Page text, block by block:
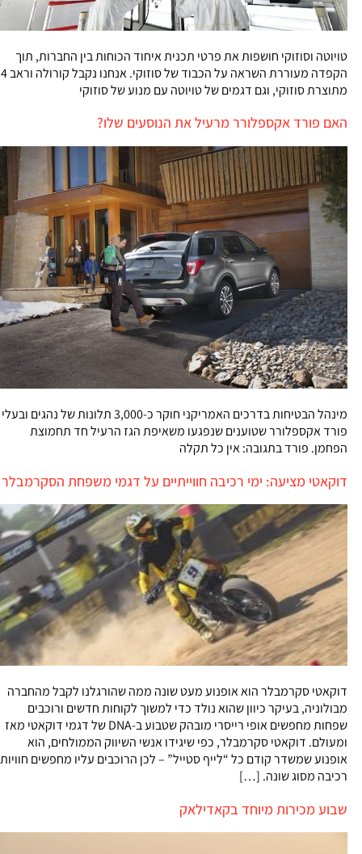
טויוטה וסוזוקי חושפות את פרטי תכנית איחוד הכוחות בין החברות, תוך
הקפדה מעוררת השראה על הכבוד של סוזוקי. אנחנו נקבל קורולה וראב 4
מתוצרת סוזוקי, וגם דגמים של טויוטה עם מנוע של סוזוקי
האם פורד אקספלורר מרעיל את הנוסעים שלו?
מינהל הבטיחות בדרכים האמריקני חוקר כ-3,000 תלונות של נהגים ובעלי
פורד אקספלורר שטוענים שנפגעו משאיפת הגז הרעיל חד תחמוצת
הפחמן. פורד בתגובה: אין כל תקלה
דוקאטי מציעה: ימי רכיבה חווייתיים על דגמי משפחת הסקרמבלר
דוקאטי סקרמבלר הוא אופנוע מעט שונה ממה שהורגלנו לקבל מהחברה
מבולוניה, בעיקר כיוון שהוא נולד כדי למשוך לקוחות חדשים ורוכבים
שפחות מחפשים אופי רייסרי מובהק שטבוע ב-DNA של דגמי דוקאטי מאז
ומעולם. דוקאטי סקרמבלר, כפי שיגידו אנשי השיווק הממולחים, הוא
אופנוע שמשדר קודם כל “לייף סטייל” – לכן הרוכבים עליו מחפשים חוויות
רכיבה מסוג שונה. […]
שבוע מכירות מיוחד בקאדילאק